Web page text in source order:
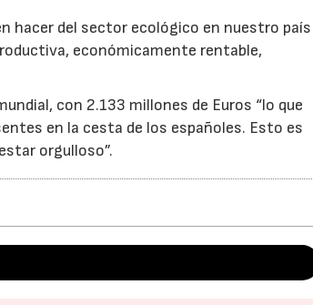
hacer del sector ecológico en nuestro país
económicamente rentable,
con 2.133 millones de Euros “lo que
en la cesta de los españoles. Esto es
orgulloso”.